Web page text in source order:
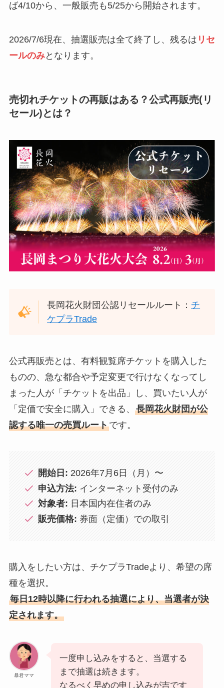
ば4/10から、一般販売も5/25から開始されます。
2026/7/6現在、抽選販売は全て終了し、残るは リセ
ールのみとなります。
売切れチケットの再販はある？公式再販売(リ
セール)とは？
長岡花火財団公認リセールルート： チ
ケプラTrade
公式再販売とは、有料観覧席チケットを購入した
ものの、急な都合や予定変更で行けなくなってし
まった人が「チケットを出品」し、買いたい人が
「定価で安全に購入」できる、 長岡花火財団が公
認する唯一の売買ルートです。
開始日: 2026年7月6日（月）〜
申込方法: インターネット受付のみ
対象者: 日本国内在住者のみ
販売価格: 券面（定価）での取引
購入をしたい方は、チケプラTradeより、希望の席
種を選択。
毎日12時以降に行われる抽選により、当選者が決
定されます。
暴君ママ
一度申し込みをすると、当選する
まで抽選は続きます。
なるべく早めの申し込みが吉です